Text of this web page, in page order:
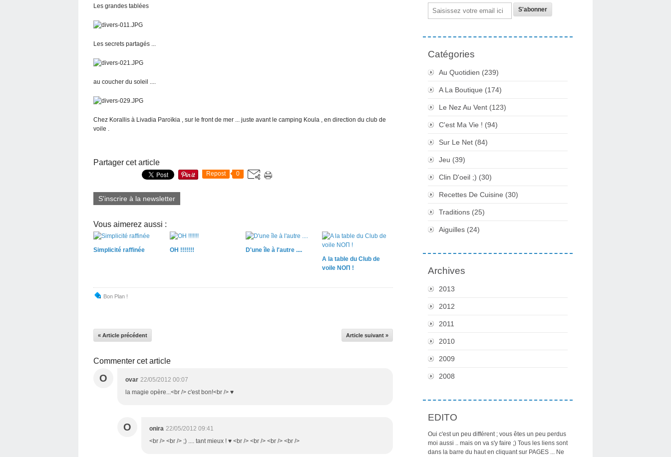
Les grandes tablées
Les secrets partagés ...
au coucher du soleil ....
Chez Korallis à Livadia Paroïkia , sur le front de mer ... juste avant le camping Koula , en direction du club de
voile .
Partager cet article
Repost 0
S'inscrire à la newsletter
Vous aimerez aussi :
Simplicité raffinée OH !!!!!!!
D'une île à l'autre ....
A la table du Club de
voile ΝΟΠ !
Bon Plan !
« Article précédent Article suivant »
Commenter cet article
O ovar 22/05/2012 00:07
la magie opère...<br /> c'est bon!<br /> ♥
O onira 22/05/2012 09:41
<br /> <br /> ;) .... tant mieux ! ♥ <br /> <br /> <br /> <br />
Email
Catégories
Au Quotidien (239)
A La Boutique (174)
Le Nez Au Vent (123)
C'est Ma Vie ! (94)
Sur Le Net (84)
Jeu (39)
Clin D'oeil ;) (30)
Recettes De Cuisine (30)
Traditions (25)
Aiguilles (24)
Archives
2013
2012
2011
2010
2009
2008
EDITO
Oui c'est un peu différent ; vous êtes un peu perdus
moi aussi .. mais on va s'y faire ;) Tous les liens sont
dans la barre du haut en cliquant sur PAGES ... Ne